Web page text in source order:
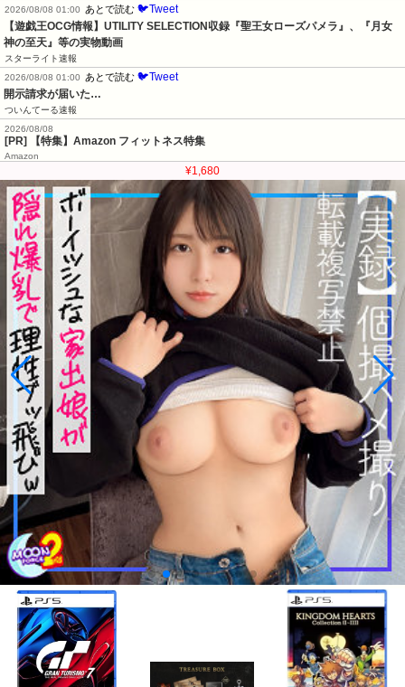
2026/08/08 01:00
あとで読む 🐦Tweet
【遊戯王OCG情報】UTILITY SELECTION収録『聖王女ローズパメラ』、『月女
神の至天』等の実物動画
スターライト速報
2026/08/08 01:00
あとで読む 🐦Tweet
開示請求が届いた…
ついんてーる速報
2026/08/08
[PR] 【特集】Amazon フィットネス特集
Amazon
¥1,680